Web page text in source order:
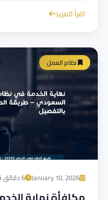
اقرأ المزيد
نظام العمل
January 10, 2026 6 دقائق قراءة